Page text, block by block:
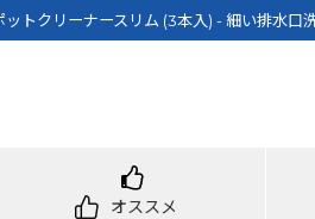
ットクリーナースリム (3本入) - 細い排水
オススメ